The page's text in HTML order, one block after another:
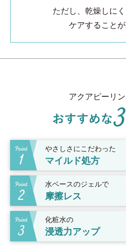
ただし、乾燥しに
ケアすること
アクアピーリ
やさしさにこだわった
マイルド処方
水ベースのジェルで
摩擦レス
化粧水の
浸透力アップ